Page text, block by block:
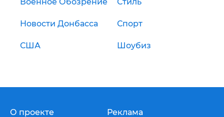
Новости Донбасса Спорт
США Шоубиз
О проекте Реклама